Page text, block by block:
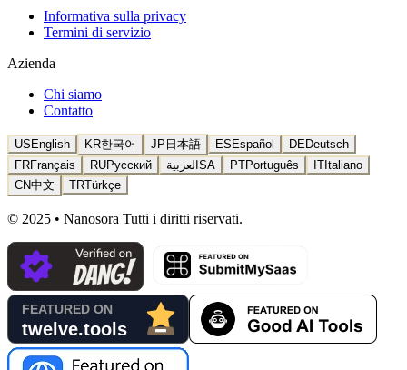
Informativa sulla privacy
Termini di servizio
Azienda
Chi siamo
Contatto
US English KR한국어 JP 日本語 ES Español DE Deutsch
FRFrançais RUРусский SA العربية PTPortuguês IT Italiano
CN中文 TRTürkçe
© 2025 • Nanosora Tutti i diritti riservati.